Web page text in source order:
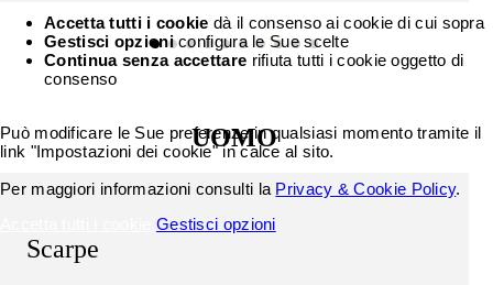
UOMO
Scarpe
Accetta tutti i cookie dà il consenso ai cookie di cui sopra
Gestisci opzioniconfigura le Sue scelte
Continua senza accettare rifiuta tutti i cookie oggetto di
consenso
Può modificare le Sue preferenze in qualsiasi momento tramite il
link "Impostazioni dei cookie" in calce al sito.
Per maggiori informazioni consulti la Privacy & Cookie Policy.
Gestisci opzioni